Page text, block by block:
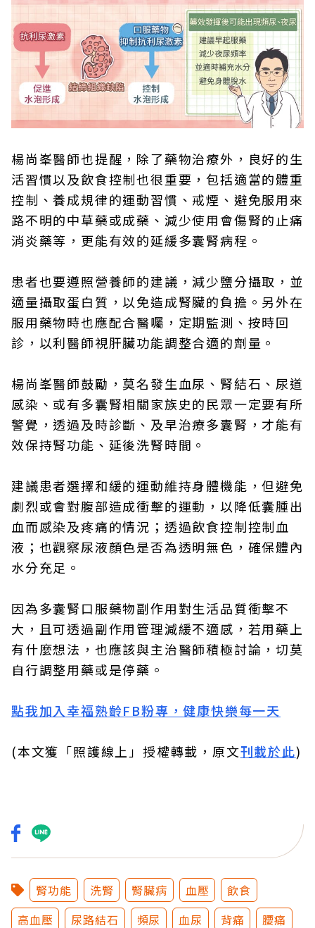
楊尚峯醫師也提醒，除了藥物治療外，良好的生
活習慣以及飲食控制也很重要，包括適當的體重
控制、養成規律的運動習慣、戒煙、避免服用來
路不明的中草藥或成藥、減少使用會傷腎的止痛
消炎藥等，更能有效的延緩多囊腎病程。
患者也要遵照營養師的建議，減少鹽分攝取，並
適量攝取蛋白質，以免造成腎臟的負擔。另外在
服用藥物時也應配合醫囑，定期監測、按時回
診，以利醫師視肝臟功能調整合適的劑量。
楊尚峯醫師鼓勵，莫名發生血尿、腎結石、尿道
感染、或有多囊腎相關家族史的民眾一定要有所
警覺，透過及時診斷、及早治療多囊腎，才能有
效保持腎功能、延後洗腎時間。
建議患者選擇和緩的運動維持身體機能，但避免
劇烈或會對腹部造成衝擊的運動，以降低囊腫出
血而感染及疼痛的情況；透過飲食控制控制血
液；也觀察尿液顏色是否為透明無色，確保體內
水分充足。
因為多囊腎口服藥物副作用對生活品質衝擊不
大，且可透過副作用管理減緩不適感，若用藥上
有什麼想法，也應該與主治醫師積極討論，切莫
自行調整用藥或是停藥。
點我加入幸福熟齡FB粉專，健康快樂每一天
(本文獲「照護線上」授權轉載，原文刊載於此)
腎功能 洗腎 腎臟病 血壓
飲食
高血壓
尿路結石 頻尿 血尿 背痛 腰痛